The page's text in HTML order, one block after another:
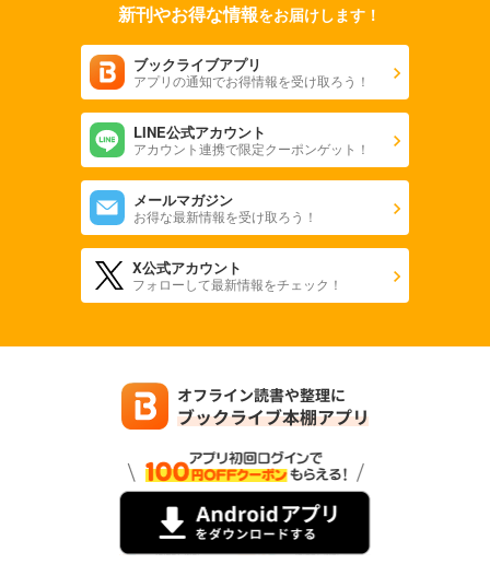
新刊やお得な情報をお届けします！
ブックライブアプリ
アプリの通知でお得情報を受け取ろう！
LINE公式アカウント
アカウント連携で限定クーポンゲット！
メールマガジン
お得な最新情報を受け取ろう！
X公式アカウント
フォローして最新情報をチェック！